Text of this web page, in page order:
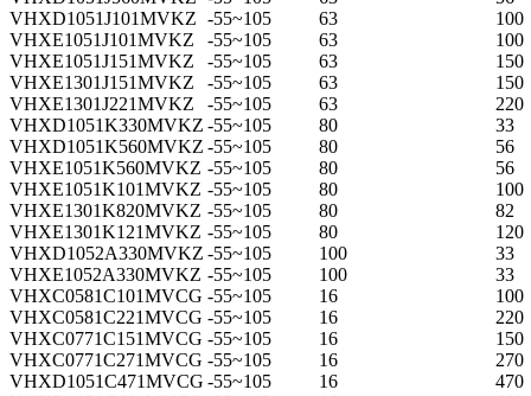
VHXD1051J101MVKZ -55~105 63
100
VHXE1051J101MVKZ
-55~105 63
100
VHXE1051J151MVKZ
-55~105 63
150
VHXE1301J151MVKZ
-55~105 63
150
VHXE1301J221MVKZ
-55~105 63
220
VHXD1051K330MVKZ -55~105 80
33
VHXD1051K560MVKZ -55~105 80
56
VHXE1051K560MVKZ -55~105 80
56
VHXE1051K101MVKZ -55~105 80
100
VHXE1301K820MVKZ -55~105 80
82
VHXE1301K121MVKZ -55~105 80
120
VHXD1052A330MVKZ -55~105 100
33
VHXE1052A330MVKZ -55~105 100
33
VHXC0581C101MVCG -55~105 16
100
VHXC0581C221MVCG -55~105 16
220
VHXC0771C151MVCG -55~105 16
150
VHXC0771C271MVCG -55~105 16
270
VHXD1051C471MVCG -55~105 16
470